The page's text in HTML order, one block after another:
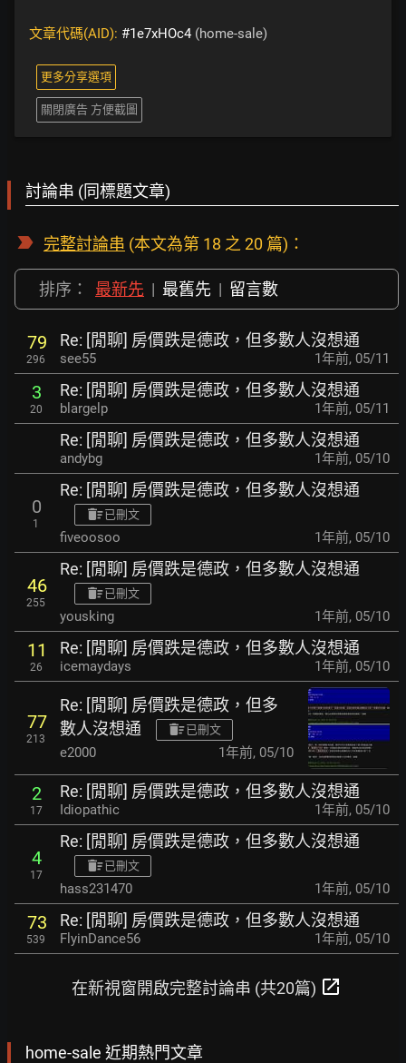
文章代碼(AID): #1e7xHOc4 (home-sale)
更多分享選項
關閉廣告 方便截圖
討論串 (同標題文章)
完整討論串 (本文為第 18 之 20 篇)：
排序： 最新先 | 最舊先 | 留言數
79
296
Re: [閒聊] 房價跌是德政，但多數人沒想通
see55 1年前, 05/11
3
20
Re: [閒聊] 房價跌是德政，但多數人沒想通
blargelp 1年前, 05/11
Re: [閒聊] 房價跌是德政，但多數人沒想通
andybg 1年前, 05/10
0
1
Re: [閒聊] 房價跌是德政，但多數人沒想通
已刪文
fiveoosoo 1年前, 05/10
46
255
Re: [閒聊] 房價跌是德政，但多數人沒想通
已刪文
yousking 1年前, 05/10
11
26
Re: [閒聊] 房價跌是德政，但多數人沒想通
icemaydays 1年前, 05/10
77
213
Re: [閒聊] 房價跌是德政，但多
數人沒想通
已刪文
e2000 1年前, 05/10
2
17
Re: [閒聊] 房價跌是德政，但多數人沒想通
Idiopathic 1年前, 05/10
4
17
Re: [閒聊] 房價跌是德政，但多數人沒想通
已刪文
hass231470 1年前, 05/10
73
539
Re: [閒聊] 房價跌是德政，但多數人沒想通
FlyinDance56 1年前, 05/10
在新視窗開啟完整討論串 (共20篇) open_in_new
home-sale 近期熱門文章